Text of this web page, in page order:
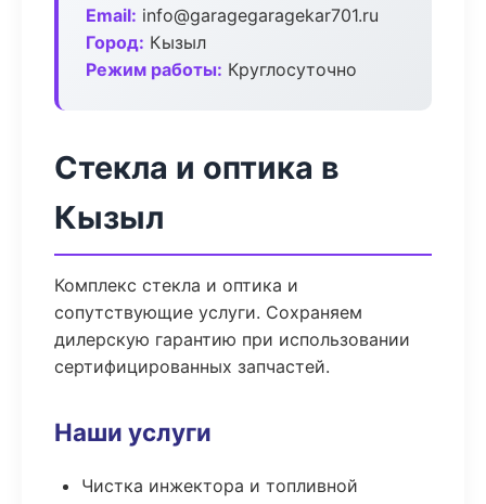
Email: info@garagegaragekar701.ru
Город: Кызыл
Режим работы: Круглосуточно
Стекла и оптика в
Кызыл
Комплекс стекла и оптика и
сопутствующие услуги. Сохраняем
дилерскую гарантию при использовании
сертифицированных запчастей.
Наши услуги
Чистка инжектора и топливной